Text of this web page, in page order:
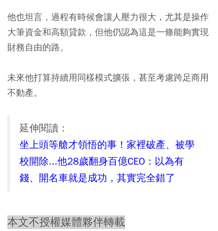
他也坦言，過程有時候會讓人壓力很大，尤其是操作
大筆資金和高額貸款，但他仍認為這是一條能夠實現
財務自由的路。
未來他打算持續用同樣模式擴張，甚至考慮跨足商用
不動產。
延伸閱讀：
坐上頭等艙才領悟的事！家裡破產、被學
校開除...他28歲翻身百億CEO：以為有
錢、開名車就是成功，其實完全錯了
本文不授權媒體夥伴轉載